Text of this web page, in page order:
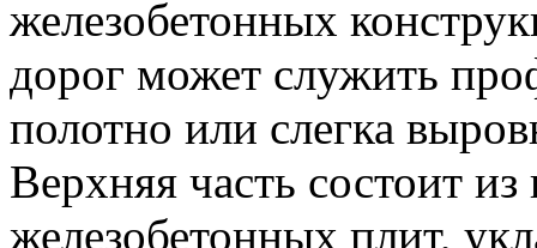
железобетонных
дорог может служить
полотно или слегка
Верхняя часть состоит
железобетонных плит,